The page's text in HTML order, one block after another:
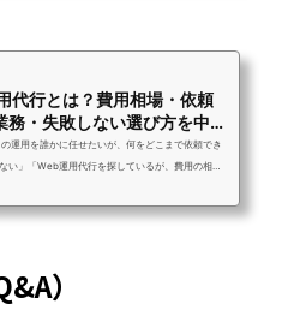
します。中小企...
代行とは？費用相場・依頼
務・失敗しない選び方を中小
に徹...
の運用を誰かに任せたいが、何をどこまで依頼でき
い」「Web運用代行を探しているが、費用の相場
なかった。次こそ失敗したくない」ウェブ担さん
いがわかりにくいのが現状です。この記事では、
は何か・依頼できる業務の範囲・費用相場・失敗
）